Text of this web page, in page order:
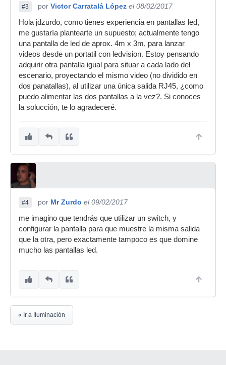
#3 por Victor Carratalá López el 08/02/2017
Hola jdzurdo, como tienes experiencia en pantallas led,
me gustaría plantearte un supuesto; actualmente tengo
una pantalla de led de aprox. 4m x 3m, para lanzar
videos desde un portatil con ledvision. Estoy pensando
adquirir otra pantalla igual para situar a cada lado del
escenario, proyectando el mismo video (no dividido en
dos panatallas), al utilizar una única salida RJ45, ¿como
puedo alimentar las dos pantallas a la vez?. Si conoces
la solucción, te lo agradeceré.
#4 por Mr Zurdo el 09/02/2017
me imagino que tendrás que utilizar un switch, y
configurar la pantalla para que muestre la misma salida
que la otra, pero exactamente tampoco es que domine
mucho las pantallas led.
« Ir a Iluminación